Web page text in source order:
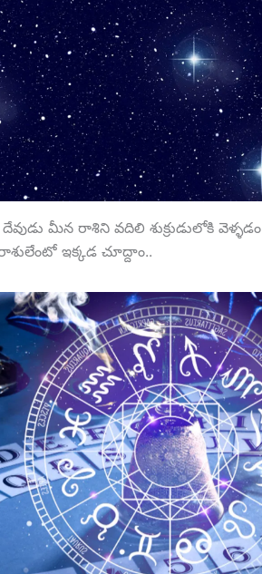
దేవుడు మీన రాశిని వదిలి శుక్రుడులోకి
ఇక్కడ చూద్దాం..